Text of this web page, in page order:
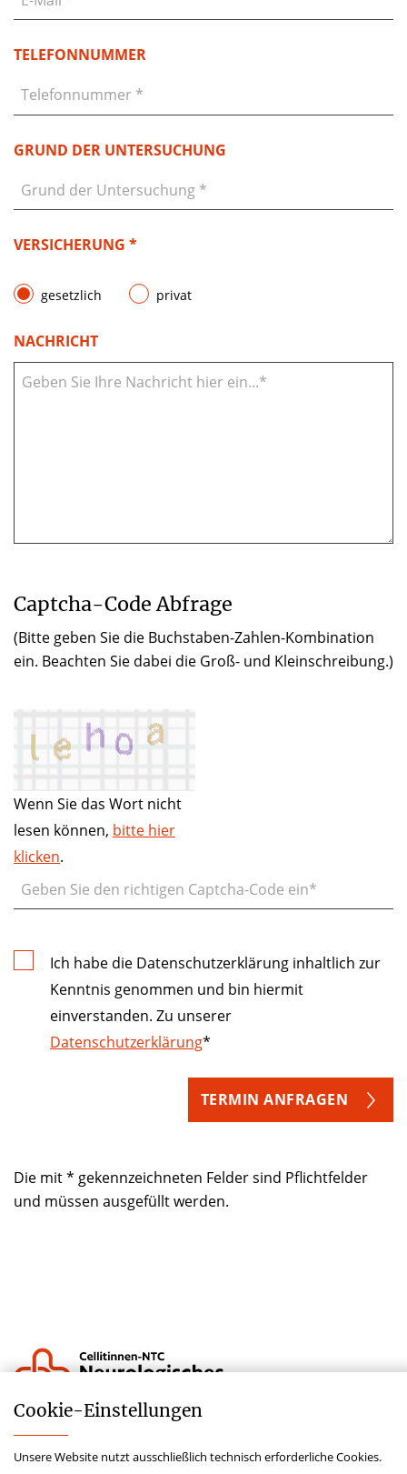
TELEFONNUMMER
GRUND DER UNTERSUCHUNG
VERSICHERUNG *
gesetzlich privat
NACHRICHT
Captcha-Code Abfrage
(Bitte geben Sie die Buchstaben-Zahlen-Kombination
ein. Beachten Sie dabei die Groß- und Kleinschreibung.)
Wenn Sie das Wort nicht
lesen können, bitte hier
klicken.
Ich habe die Datenschutzerklärung inhaltlich zur
Kenntnis genommen und bin hiermit
einverstanden. Zu unserer
Datenschutzerklärung*
TERMIN ANFRAGEN
Die mit * gekennzeichneten Felder sind Pflichtfelder
und müssen ausgefüllt werden.
Hinweisgeberschutzgesetz
Cookie-­Einstellungen
Unsere Website nutzt ausschließlich technisch erforderliche Cookies.